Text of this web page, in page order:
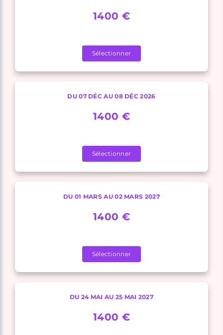
1400 €
Sélectionner
DU 07 DÉC AU 08 DÉC 2026
1400 €
Sélectionner
DU 01 MARS AU 02 MARS 2027
1400 €
Sélectionner
DU 24 MAI AU 25 MAI 2027
1400 €